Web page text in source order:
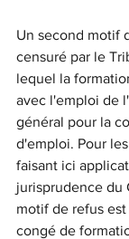
Un second motif
censuré par le
lequel la
avec l'emploi de
général pour la
d'emploi. Pour
faisant ici
jurisprudence du
motif de refus
congé de